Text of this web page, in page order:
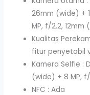
26mm (wide) +
MP, f/2.2, 12mm
Kualitas
fitur penyetabil
Kamera Selfie :
(wide) + 8 MP,
NFC : Ada